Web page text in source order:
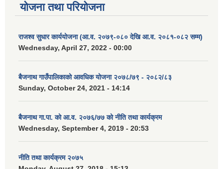
योजना तथा परियोजना
राजश्व सुधार कार्ययोजना (आ.व. २०७९-०८० देखि आ.व. २०८१-०८२ सम्म)
Wednesday, April 27, 2022 - 00:00
बैजनाथ गाउँपालिकाको आवधिक योजना २०७८/७९ - २०८२/८३
Sunday, October 24, 2021 - 14:14
बैजनाथ गा.पा. को आ.व. २०७६/७७ को नीति तथा कार्यक्रम
Wednesday, September 4, 2019 - 20:53
नीति तथा कार्यक्रम २०७५